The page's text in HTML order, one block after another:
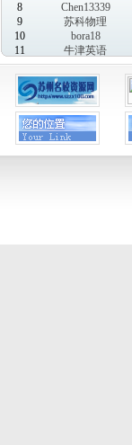
8
Chen13339
9
苏科物理
10
bora18
11
牛津英语